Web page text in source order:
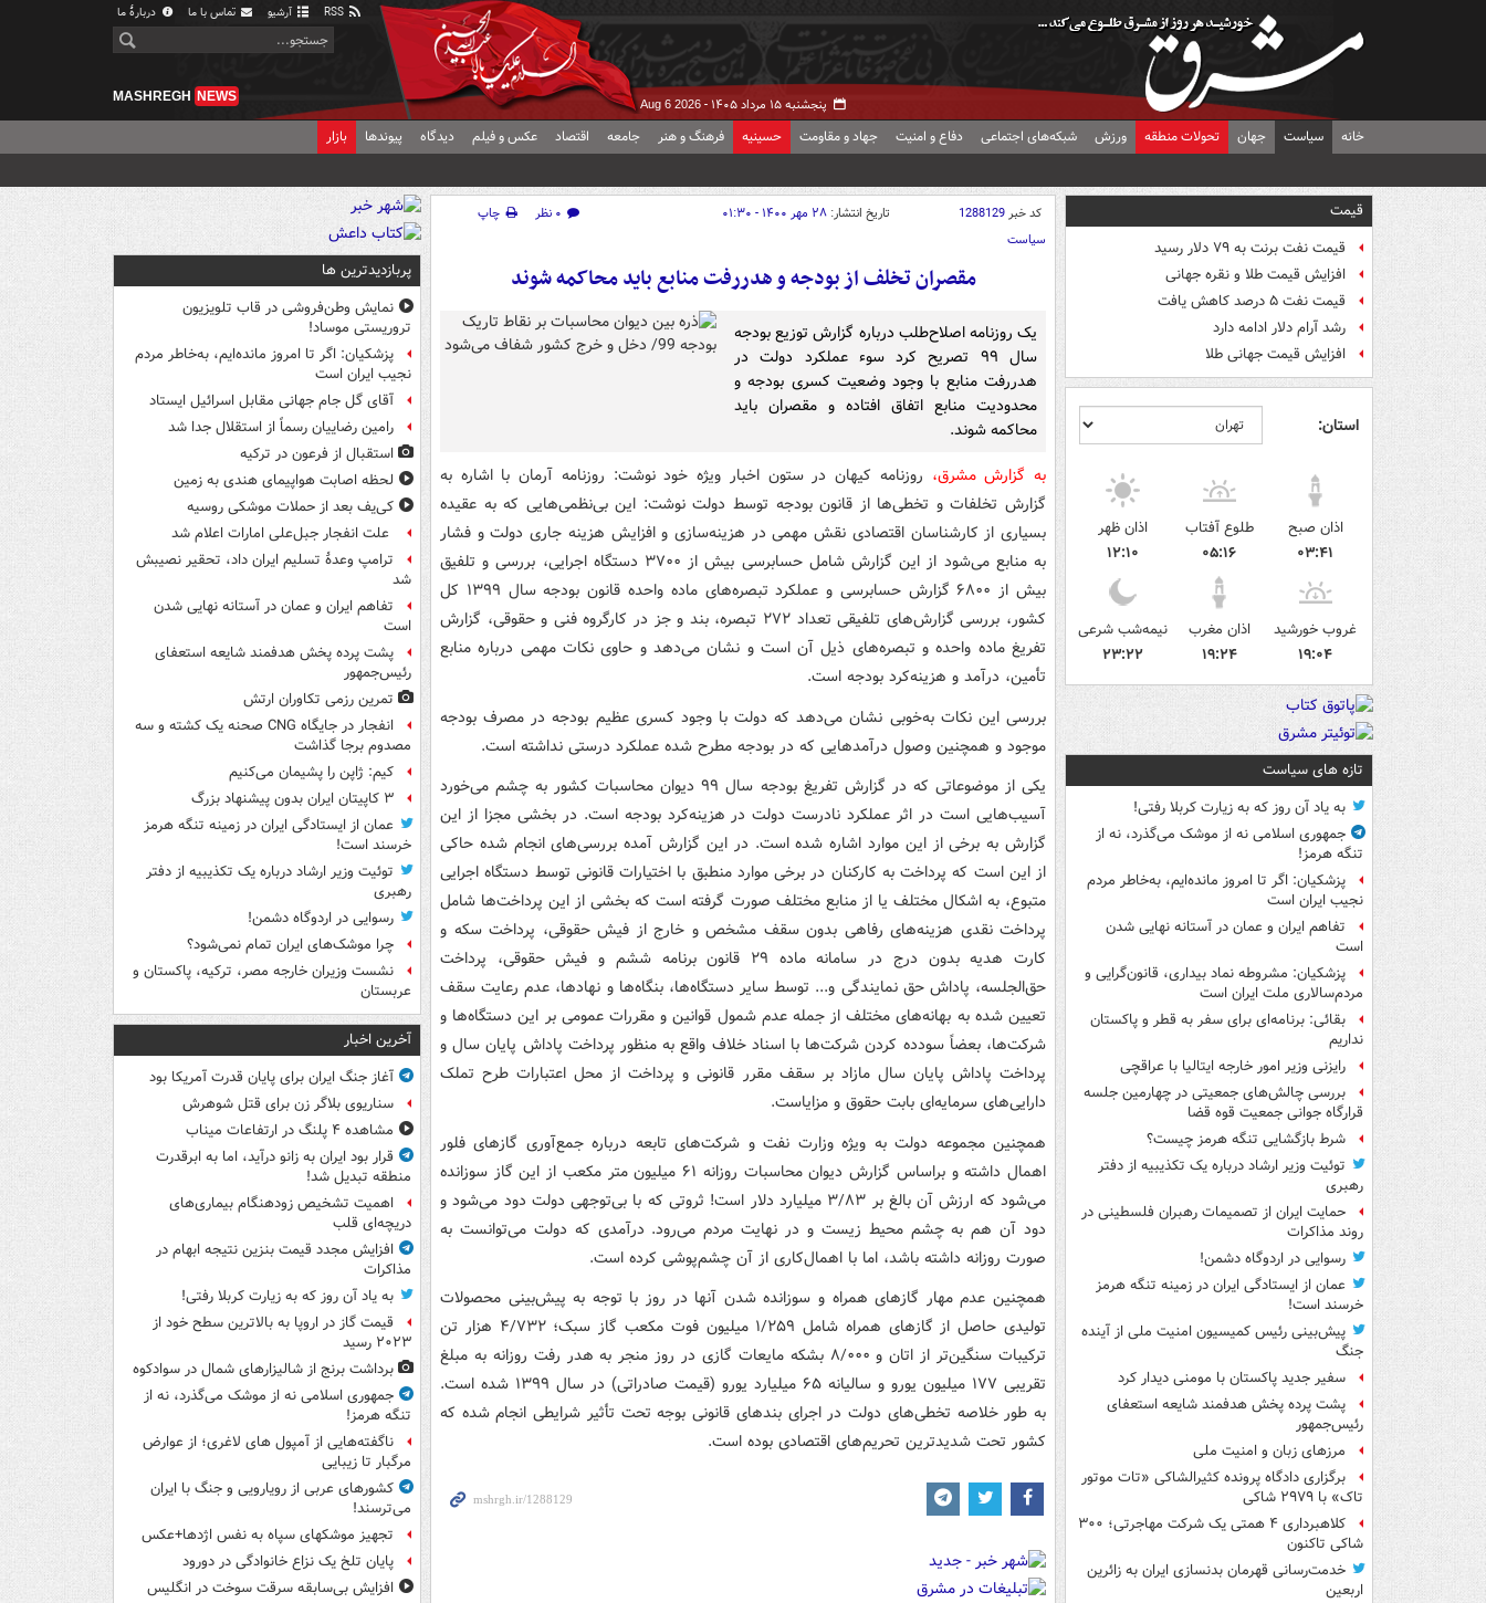
آرشیو تماس با ما دربارهٔ ما
پنجشنبه ۱۵ مرداد ۱۴۰۵ - Aug 6 2026
MASHREGH NEWS
خانه سیاست جهان تحولات منطقه ورزش شبکه‌های اجتماعی دفاع و امنیت جهاد و مقاومت حسینیه فرهنگ و هنر جامعه اقتصاد عکس و فیلم دیدگاه پیوندها بازار
قیمت
قیمت نفت برنت به ۷۹ دلار رسید
افزایش قیمت طلا و نقره جهانی
قیمت نفت ۵ درصد کاهش یافت
رشد آرام دلار ادامه دارد
افزایش قیمت جهانی طلا
استان:
اذان صبح
۰۳:۴۱
طلوع آفتاب
۰۵:۱۶
اذان ظهر
۱۲:۱۰
غروب خورشید
۱۹:۰۴
اذان مغرب
۱۹:۲۴
نیمه‌شب شرعی
۲۳:۲۲
تازه های سیاست
به یاد آن روز که به زیارت کربلا رفتی!
جمهوری اسلامی نه از موشک می‌گذرد، نه از
تنگه هرمز!
پزشکیان: اگر تا امروز مانده‌ایم، به‌خاطر مردم
نجیب ایران است
تفاهم ایران و عمان در آستانه نهایی شدن
است
پزشکیان: مشروطه نماد بیداری، قانون‌گرایی و
مردم‌سالاری ملت ایران است
بقائی: برنامه‌ای برای سفر به قطر و پاکستان
نداریم
رایزنی وزیر امور خارجه ایتالیا با عراقچی
بررسی چالش‌های جمعیتی در چهارمین جلسه
قرارگاه جوانی جمعیت قوه قضا
شرط بازگشایی تنگه هرمز چیست؟
توئیت وزیر ارشاد درباره یک تکذیبیه از دفتر
رهبری
حمایت ایران از تصمیمات رهبران فلسطینی در
روند مذاکرات
رسوایی در اردوگاه دشمن!
عمان از ایستادگی ایران در زمینه تنگه هرمز
خرسند است!
پیش‌بینی رئیس کمیسیون امنیت ملی از آینده
جنگ
سفیر جدید پاکستان با مومنی دیدار کرد
پشت پرده پخش هدفمند شایعه استعفای
رئیس‌جمهور
مرزهای زبان و امنیت ملی
برگزاری دادگاه پرونده کثیرالشاکی «تات موتور
تاک» با ۲۹۷۹ شاکی
کلاهبرداری ۴ همتی یک شرکت مهاجرتی؛ ۳۰۰
شاکی تاکنون
خدمت‌رسانی قهرمان بدنسازی ایران به زائرین
اربعین
کد خبر1288129 تاریخ انتشار: ۲۸ مهر ۱۴۰۰ - ۰۱:۳۰ ۰ نظر
چاپ
سیاست
مقصران تخلف از بودجه و هدررفت منابع باید محاکمه شوند
یک روزنامه اصلاح‌طلب درباره گزارش توزیع بودجه
سال ۹۹ تصریح کرد سوء عملکرد دولت در
هدررفت منابع با وجود وضعیت کسری بودجه و
محدودیت منابع اتفاق افتاده و مقصران باید
محاکمه شوند.
به گزارش مشرق، روزنامه کیهان در ستون اخبار ویژه خود نوشت: روزنامه آرمان با اشاره به
گزارش تخلفات و تخطی‌ها از قانون بودجه توسط دولت نوشت: این بی‌نظمی‌هایی که به عقیده
بسیاری از کارشناسان اقتصادی نقش مهمی در هزینه‌سازی و افزایش هزینه جاری دولت و فشار
به منابع می‌شود از این گزارش شامل حسابرسی بیش از ۳۷۰۰ دستگاه اجرایی، بررسی و تلفیق
بیش از ۶۸۰۰ گزارش حسابرسی و عملکرد تبصره‌های ماده واحده قانون بودجه سال ۱۳۹۹ کل
کشور، بررسی گزارش‌های تلفیقی تعداد ۲۷۲ تبصره، بند و جز در کارگروه فنی و حقوقی، گزارش
تفریغ ماده واحده و تبصره‌های ذیل آن است و نشان می‌دهد و حاوی نکات مهمی درباره منابع
تأمین، درآمد و هزینه‌کرد بودجه است.
بررسی این نکات به‌خوبی نشان می‌دهد که دولت با وجود کسری عظیم بودجه در مصرف بودجه
موجود و همچنین وصول درآمدهایی که در بودجه مطرح شده عملکرد درستی نداشته است.
یکی از موضوعاتی که در گزارش تفریغ بودجه سال ۹۹ دیوان محاسبات کشور به چشم می‌خورد
آسیب‌هایی است در اثر عملکرد نادرست دولت در هزینه‌کرد بودجه است. در بخشی مجزا از این
گزارش به برخی از این موارد اشاره شده است. در این گزارش آمده بررسی‌های انجام شده حاکی
از این است که پرداخت به کارکنان در برخی موارد منطبق با اختیارات قانونی توسط دستگاه اجرایی
متبوع، به اشکال مختلف یا از منابع مختلف صورت گرفته است که بخشی از این پرداخت‌ها شامل
پرداخت نقدی هزینه‌های رفاهی بدون سقف مشخص و خارج از فیش حقوقی، پرداخت سکه و
کارت هدیه بدون درج در سامانه ماده ۲۹ قانون برنامه ششم و فیش حقوقی، پرداخت
حق‌الجلسه، پاداش حق نمایندگی و... توسط سایر دستگاه‌ها، بنگاه‌ها و نهادها، عدم رعایت سقف
تعیین شده به بهانه‌های مختلف از جمله عدم شمول قوانین و مقررات عمومی بر این دستگاه‌ها و
شرکت‌ها، بعضاً سودده کردن شرکت‌ها با اسناد خلاف واقع به منظور پرداخت پاداش پایان سال و
پرداخت پاداش پایان سال مازاد بر سقف مقرر قانونی و پرداخت از محل اعتبارات طرح تملک
دارایی‌های سرمایه‌ای بابت حقوق و مزایاست.
همچنین مجموعه دولت به ویژه وزارت نفت و شرکت‌های تابعه درباره جمع‌آوری گازهای فلور
اهمال داشته و براساس گزارش دیوان محاسبات روزانه ۶۱ میلیون متر مکعب از این گاز سوزانده
می‌شود که ارزش آن بالغ بر ۳/۸۳ میلیارد دلار است! ثروتی که با بی‌توجهی دولت دود می‌شود و
دود آن هم به چشم محیط زیست و در نهایت مردم می‌رود. درآمدی که دولت می‌توانست به
صورت روزانه داشته باشد، اما با اهمال‌کاری از آن چشم‌پوشی کرده است.
همچنین عدم مهار گازهای همراه و سوزانده شدن آنها در روز با توجه به پیش‌بینی محصولات
تولیدی حاصل از گازهای همراه شامل ۱/۲۵۹ میلیون فوت مکعب گاز سبک؛ ۴/۷۳۲ هزار تن
ترکیبات سنگین‌تر از اتان و ۸/۰۰۰ بشکه مایعات گازی در روز منجر به هدر رفت روزانه به مبلغ
تقریبی ۱۷۷ میلیون یورو و سالیانه ۶۵ میلیارد یورو (قیمت صادراتی) در سال ۱۳۹۹ شده است.
به طور خلاصه تخطی‌های دولت در اجرای بندهای قانونی بوجه تحت تأثیر شرایطی انجام شده که
کشور تحت شدیدترین تحریم‌های اقتصادی بوده است.
پربازدیدترین ها
نمایش وطن‌فروشی در قاب تلویزیون
تروریستی موساد!
پزشکیان: اگر تا امروز مانده‌ایم، به‌خاطر مردم
نجیب ایران است
آقای گل جام جهانی مقابل اسرائیل ایستاد
رامین رضاییان رسماً از استقلال جدا شد
استقبال از فرعون در ترکیه
لحظه اصابت هواپیمای هندی به زمین
کی‌یف بعد از حملات موشکی روسیه
علت انفجار جبل‌علی امارات اعلام شد
ترامپ وعدۀ تسلیم ایران داد، تحقیر نصیبش
شد
تفاهم ایران و عمان در آستانه نهایی شدن
است
پشت پرده پخش هدفمند شایعه استعفای
رئیس‌جمهور
تمرین رزمی تکاوران ارتش
انفجار در جایگاه CNG صحنه یک کشته و سه
مصدوم برجا گذاشت
کیم: ژاپن را پشیمان می‌کنیم
۳ کاپیتان ایران بدون پیشنهاد بزرگ
عمان از ایستادگی ایران در زمینه تنگه هرمز
خرسند است!
توئیت وزیر ارشاد درباره یک تکذیبیه از دفتر
رهبری
رسوایی در اردوگاه دشمن!
چرا موشک‌های ایران تمام نمی‌شود؟
نشست وزیران خارجه مصر، ترکیه، پاکستان و
عربستان
آخرین اخبار
آغاز جنگ ایران برای پایان قدرت آمریکا بود
سناریوی بلاگر زن برای قتل شوهرش
مشاهده ۴ پلنگ در ارتفاعات میناب
قرار بود ایران به زانو درآید، اما به ابرقدرت
منطقه تبدیل شد!
اهمیت تشخیص زودهنگام بیماری‌های
دریچه‌ای قلب
افزایش مجدد قیمت بنزین نتیجه ابهام در
مذاکرات
به یاد آن روز که به زیارت کربلا رفتی!
قیمت گاز در اروپا به بالاترین سطح خود از
۲۰۲۳ رسید
برداشت برنج از شالیزارهای شمال در سوادکوه
جمهوری اسلامی نه از موشک می‌گذرد، نه از
تنگه هرمز!
ناگفته‌هایی از آمپول های لاغری؛ از عوارض
مرگبار تا زیبایی
کشورهای عربی از رویارویی و جنگ با ایران
می‌ترسند!
تجهیز موشکهای سپاه به نفس اژدها+عکس
پایان تلخ یک نزاع خانوادگی در دورود
افزایش بی‌سابقه سرقت سوخت در انگلیس